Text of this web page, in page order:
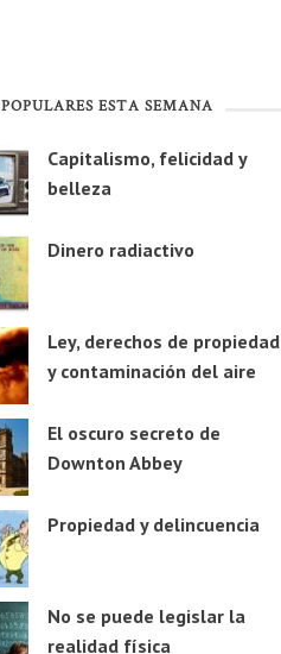
POPULARES ESTA SEMANA
Capitalismo, felicidad y
belleza
Dinero radiactivo
Ley, derechos de propiedad
y contaminación del aire
El oscuro secreto de
Downton Abbey
Propiedad y delincuencia
No se puede legislar la
realidad física